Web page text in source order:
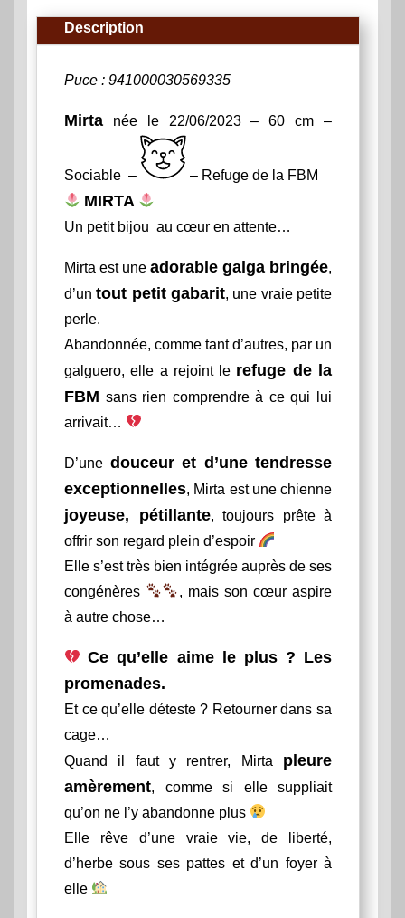
Description
Puce : 941000030569335
Mirta née le 22/06/2023 – 60 cm –
Sociable – – Refuge de la FBM
MIRTA
Un petit bijou au cœur en attente…
Mirta est une adorable galga bringée,
d’untout petit gabarit, une vraie petite
perle.
Abandonnée, comme tant d’autres, par un
galguero, elle a rejoint le refuge de la
FBM sans rien comprendre à ce qui lui
arrivait…
D’une douceur et d’une tendresse
exceptionnelles, Mirta est une chienne
joyeuse, pétillante, toujours prête à
offrir son regard plein d’espoir
Elle s’est très bien intégrée auprès de ses
congénères
, mais son cœur aspire
à autre chose…
Ce qu’elle aime le plus ? Les
promenades.
Et ce qu’elle déteste ? Retourner dans sa
cage…
Quand il faut y rentrer, Mirta pleure
amèrement, comme si elle suppliait
qu’on ne l’y abandonne plus
Elle rêve d’une vraie vie, de liberté,
d’herbe sous ses pattes et d’un foyer à
elle